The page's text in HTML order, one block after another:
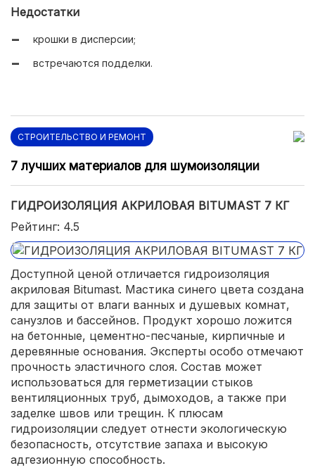
Недостатки
крошки в дисперсии;
встречаются подделки.
СТРОИТЕЛЬСТВО И РЕМОНТ
7 лучших материалов для шумоизоляции
ГИДРОИЗОЛЯЦИЯ АКРИЛОВАЯ BITUMAST 7 КГ
Рейтинг: 4.5
Доступной ценой отличается гидроизоляция
акриловая Bitumast. Мастика синего цвета создана
для защиты от влаги ванных и душевых комнат,
санузлов и бассейнов. Продукт хорошо ложится
на бетонные, цементно-песчаные, кирпичные и
деревянные основания. Эксперты особо отмечают
прочность эластичного слоя. Состав может
использоваться для герметизации стыков
вентиляционных труб, дымоходов, а также при
заделке швов или трещин. К плюсам
гидроизоляции следует отнести экологическую
безопасность, отсутствие запаха и высокую
адгезионную способность.